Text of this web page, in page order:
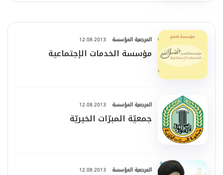
المرجعية المؤسسة 12.08.2013
مؤسسة الخدمات الإجتماعية
المرجعية المؤسسة 12.08.2013
جمعيّة المبرّات الخيريّة
المرجعية المؤسسة 12.08.2013